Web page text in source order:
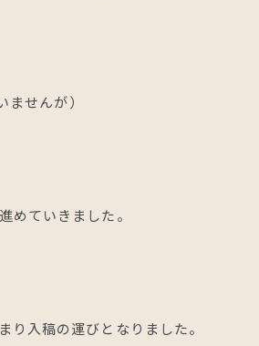
せんが）
めていきました。
入稿の運びとなりました。